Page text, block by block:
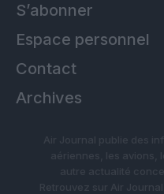
S’abonner
Espace personnel
Contact
Archives